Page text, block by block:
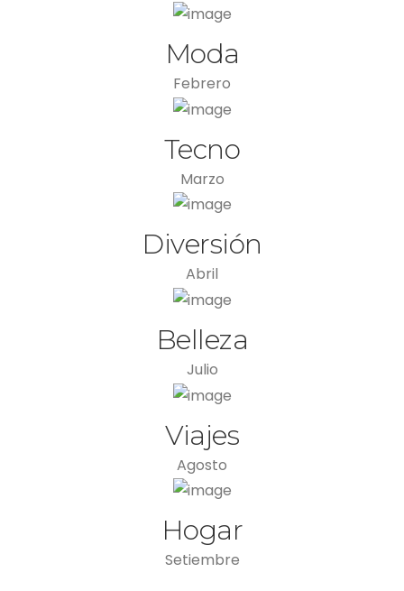
Moda
Febrero
Tecno
Marzo
Diversión
Abril
Belleza
Julio
Viajes
Agosto
Hogar
Setiembre